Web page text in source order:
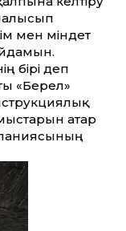
мен міндет
бірі деп
«Берел»
атар